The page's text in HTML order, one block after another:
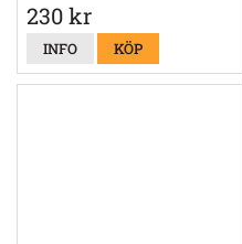
230 kr
INFO KÖP